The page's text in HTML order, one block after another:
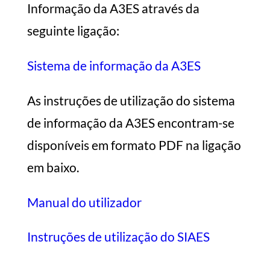
Informação da A3ES através da
seguinte ligação:
Sistema de informação da A3ES
As instruções de utilização do sistema
de informação da A3ES encontram-se
disponíveis em formato PDF na ligação
em baixo.
Manual do utilizador
Instruções de utilização do SIAES